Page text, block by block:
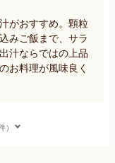
がおすすめ。顆粒
みご飯まで、サラ
汁ならではの上品
お料理が風味良く
）